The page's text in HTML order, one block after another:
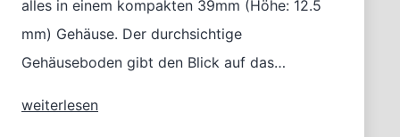
alles in einem kompakten 39mm (Höhe: 12.5
mm) Gehäuse. Der durchsichtige
Gehäuseboden gibt den Blick auf das…
Erste
weiterlesen